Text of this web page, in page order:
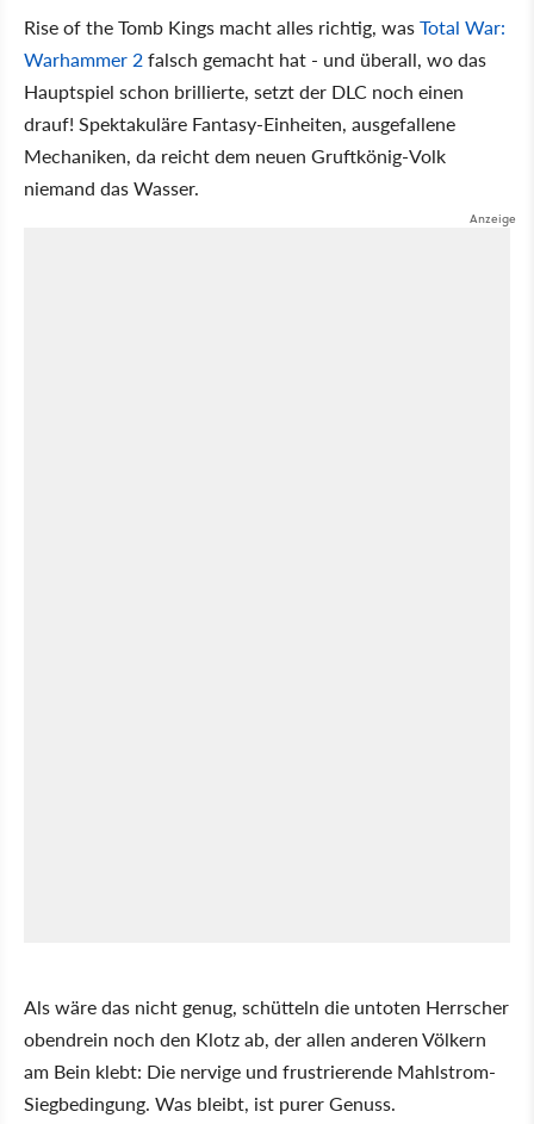
Rise of the Tomb Kings macht alles richtig, wasTotal War:
Warhammer 2falsch gemacht hat - und überall, wo das
Hauptspiel schon brillierte, setzt der DLC noch einen
drauf! Spektakuläre Fantasy-Einheiten, ausgefallene
Mechaniken, da reicht dem neuen Gruftkönig-Volk
niemand das Wasser.
Als wäre das nicht genug, schütteln die untoten Herrscher
obendrein noch den Klotz ab, der allen anderen Völkern
am Bein klebt: Die nervige und frustrierende Mahlstrom-
Siegbedingung. Was bleibt, ist purer Genuss.